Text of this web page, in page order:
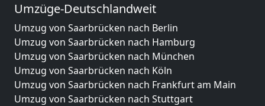
Umzüge-Deutschlandweit
Umzug von Saarbrücken nach Berlin
Umzug von Saarbrücken nach Hamburg
Umzug von Saarbrücken nach München
Umzug von Saarbrücken nach Köln
Umzug von Saarbrücken nach Frankfurt am Main
Umzug von Saarbrücken nach Stuttgart